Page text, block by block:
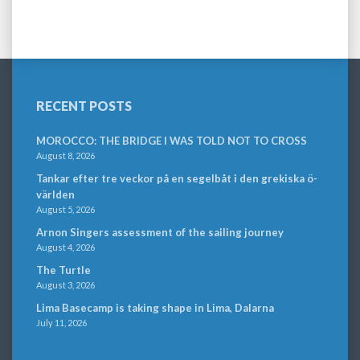
RECENT POSTS
MOROCCO: THE BRIDGE I WAS TOLD NOT TO CROSS
August 8, 2026
Tankar efter tre veckor på en segelbåt i den grekiska ö-
världen
August 5, 2026
Arnon Singers assessment of the sailing journey
August 4, 2026
The Turtle
August 3, 2026
Lima Basecamp is taking shape in Lima, Dalarna
July 11, 2026